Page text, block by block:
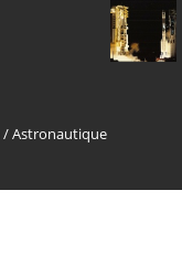
/Astronautique